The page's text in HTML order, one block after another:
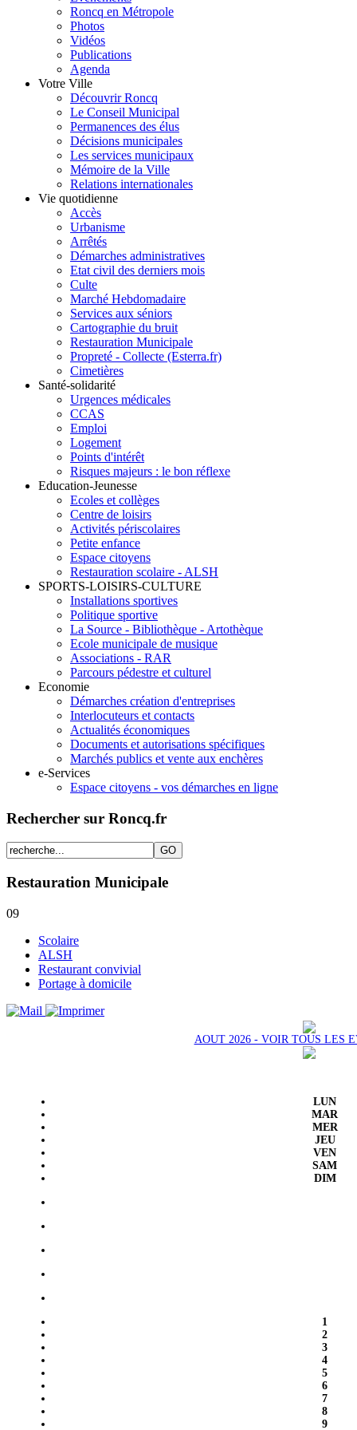
Roncq en Métropole
Photos
Vidéos
Publications
Agenda
Votre Ville
Découvrir Roncq
Le Conseil Municipal
Permanences des élus
Décisions municipales
Les services municipaux
Mémoire de la Ville
Relations internationales
Vie quotidienne
Accès
Urbanisme
Arrêtés
Démarches administratives
Etat civil des derniers mois
Culte
Marché Hebdomadaire
Services aux séniors
Cartographie du bruit
Restauration Municipale
Propreté - Collecte (Esterra.fr)
Cimetières
Santé-solidarité
Urgences médicales
CCAS
Emploi
Logement
Points d'intérêt
Risques majeurs : le bon réflexe
Education-Jeunesse
Ecoles et collèges
Centre de loisirs
Activités périscolaires
Petite enfance
Espace citoyens
Restauration scolaire - ALSH
SPORTS-LOISIRS-CULTURE
Installations sportives
Politique sportive
La Source - Bibliothèque - Artothèque
Ecole municipale de musique
Associations - RAR
Parcours pédestre et culturel
Economie
Démarches création d'entreprises
Interlocuteurs et contacts
Actualités économiques
Documents et autorisations spécifiques
Marchés publics et vente aux enchères
e-Services
Espace citoyens - vos démarches en ligne
Rechercher sur Roncq.fr
Restauration Municipale
09
Scolaire
ALSH
Restaurant convivial
Portage à domicile
AOUT 2026 - VOIR TOUS LES
LUN
MAR
MER
JEU
VEN
SAM
DIM
1
2
3
4
5
6
7
8
9